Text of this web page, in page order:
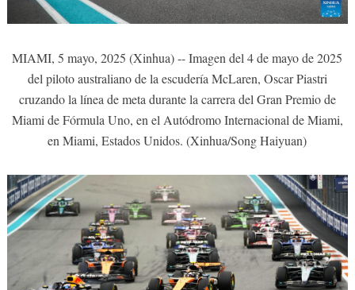
MIAMI, 5 mayo, 2025 (Xinhua) -- Imagen del 4 de mayo de 2025
del piloto australiano de la escudería McLaren, Oscar Piastri
cruzando la línea de meta durante la carrera del Gran Premio de
Miami de Fórmula Uno, en el Autódromo Internacional de Miami,
en Miami, Estados Unidos. (Xinhua/Song Haiyuan)